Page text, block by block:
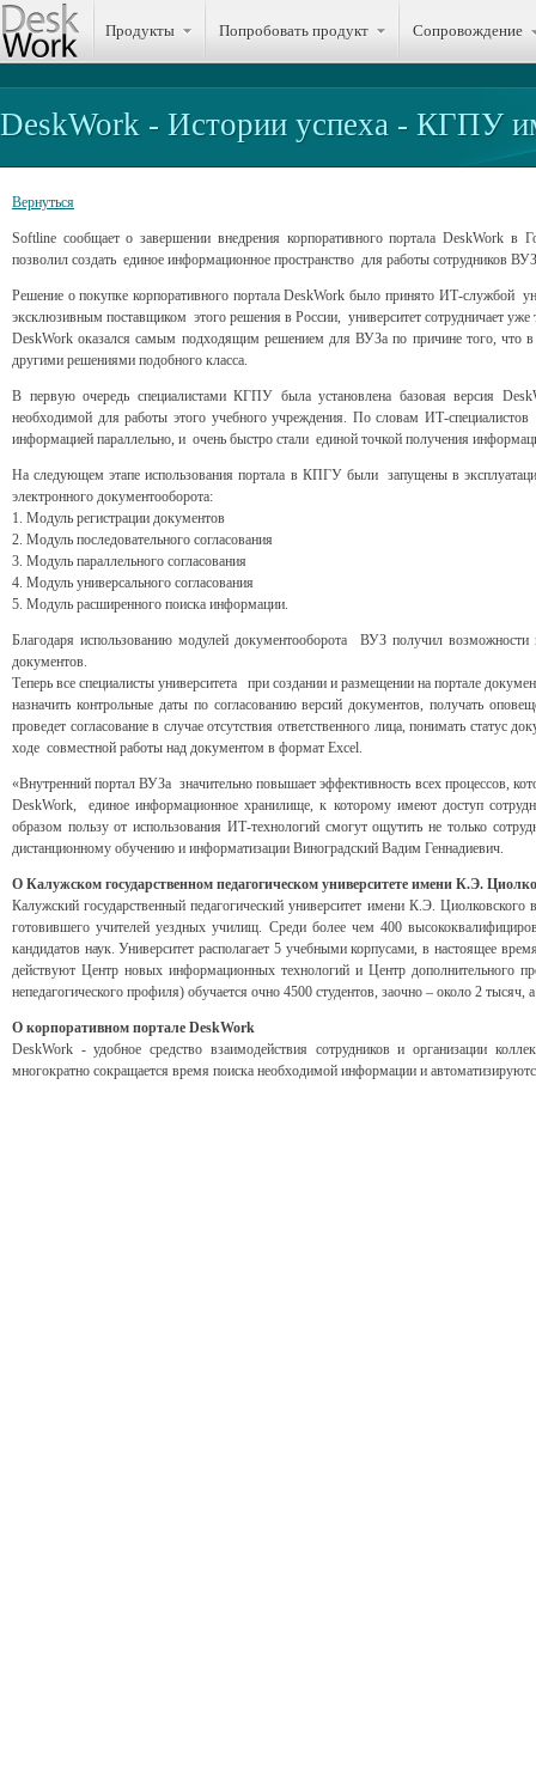
Продукты Попробовать продукт Сопровождение
DeskWork - Истории успеха - КГПУ
Вернуться
Softline сообщает о завершении внедрения корпоративного портала DeskWork в
позволил создать единое информационное пространство для работы сотрудников
Решение о покупке корпоративного портала DeskWork было принято ИТ-службой
эксклюзивным поставщиком этого решения в России, университет сотрудничает уже
DeskWork оказался самым подходящим решением для ВУЗа по причине того, что в
другими решениями подобного класса.
В первую очередь специалистами КГПУ была установлена базовая версия
необходимой для работы этого учебного учреждения. По словам ИТ-
информацией параллельно, и очень быстро стали единой точкой получения
На следующем этапе использования портала в КПГУ были запущены в
электронного документооборота:
1. Модуль регистрации документов
2. Модуль последовательного согласования
3. Модуль параллельного согласования
4. Модуль универсального согласования
5. Модуль расширенного поиска информации.
Благодаря использованию модулей документооборота ВУЗ получил
документов.
Теперь все специалисты университета при создании и размещении на портале
назначить контрольные даты по согласованию версий документов, получать
проведет согласование в случае отсутствия ответственного лица, понимать статус
ходе совместной работы над документом в формат Excel.
«Внутренний портал ВУЗа значительно повышает эффективность всех процессов,
DeskWork, единое информационное хранилище, к которому имеют доступ
образом пользу от использования ИТ-технологий смогут ощутить не только
дистанционному обучению и информатизации Виноградский Вадим Геннадиевич.
О Калужском государственном педагогическом университете имени К.Э.
Калужский государственный педагогический университет имени К.Э.
готовившего учителей уездных училищ. Среди более чем 400
кандидатов наук. Университет располагает 5 учебными корпусами, в настоящее
действуют Центр новых информационных технологий и Центр дополнительного
непедагогического профиля) обучается очно 4500 студентов, заочно – около 2
О корпоративном портале DeskWork
DeskWork - удобное средство взаимодействия сотрудников и организации
многократно сокращается время поиска необходимой информации и